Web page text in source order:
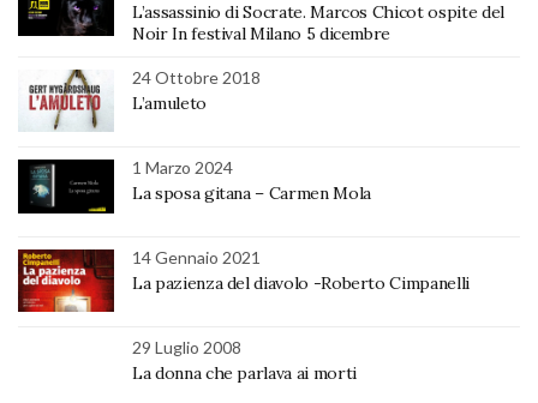
L’assassinio di Socrate. Marcos Chicot ospite del
Noir In festival Milano 5 dicembre
24 Ottobre 2018
L’amuleto
1 Marzo 2024
La sposa gitana – Carmen Mola
14 Gennaio 2021
La pazienza del diavolo -Roberto Cimpanelli
29 Luglio 2008
La donna che parlava ai morti